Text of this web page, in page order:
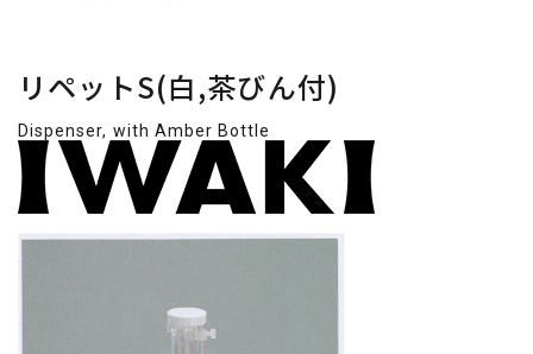
リペットS(白,茶びん付)
Dispenser, with Amber Bottle